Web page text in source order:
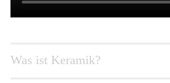
Was ist Keramik?